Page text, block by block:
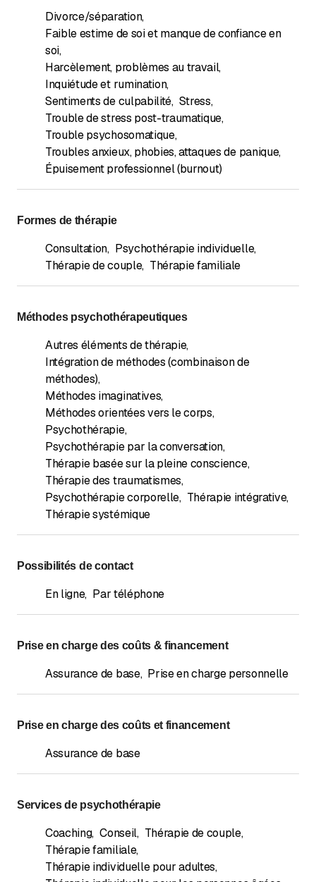
Divorce/séparation,
Faible estime de soi et manque de confiance en
soi,
Harcèlement, problèmes au travail,
Inquiétude et rumination,
Sentiments de culpabilité, Stress,
Trouble de stress post-traumatique,
Trouble psychosomatique,
Troubles anxieux, phobies, attaques de panique,
Épuisement professionnel (burnout)
Formes de thérapie
Consultation, Psychothérapie individuelle,
Thérapie de couple, Thérapie familiale
Méthodes psychothérapeutiques
Autres éléments de thérapie,
Intégration de méthodes (combinaison de
méthodes),
Méthodes imaginatives,
Méthodes orientées vers le corps,
Psychothérapie,
Psychothérapie par la conversation,
Thérapie basée sur la pleine conscience,
Thérapie des traumatismes,
Psychothérapie corporelle, Thérapie intégrative,
Thérapie systémique
Possibilités de contact
En ligne, Par téléphone
Prise en charge des coûts & financement
Assurance de base, Prise en charge personnelle
Prise en charge des coûts et financement
Assurance de base
Services de psychothérapie
Coaching, Conseil, Thérapie de couple,
Thérapie familiale,
Thérapie individuelle pour adultes,